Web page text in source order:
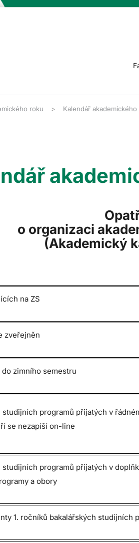
roku Kalendář
o organizaci
(Akademický
na ZS
zveřejněn
zimního semestru
programů přijatých v
se nezapíší on-line
programů přijatých v
a obory
1. ročníků bakalářských studijních